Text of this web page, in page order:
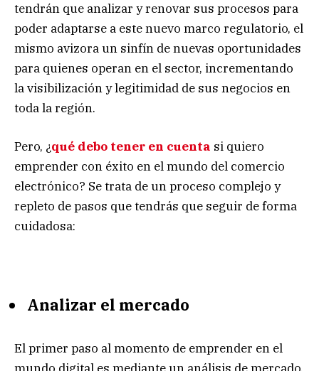
tendrán que analizar y renovar sus procesos para
poder adaptarse a este nuevo marco regulatorio, el
mismo avizora un sinfín de nuevas oportunidades
para quienes operan en el sector, incrementando
la visibilización y legitimidad de sus negocios en
toda la región.
Pero, ¿qué debo tener en cuenta si quiero
emprender con éxito en el mundo del comercio
electrónico? Se trata de un proceso complejo y
repleto de pasos que tendrás que seguir de forma
cuidadosa:
Analizar el mercado
El primer paso al momento de emprender en el